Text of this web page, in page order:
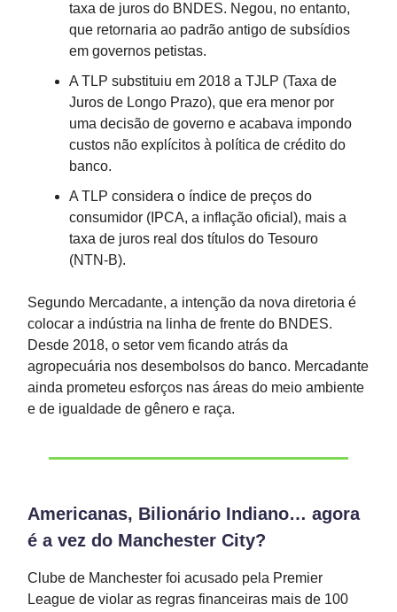
taxa de juros do BNDES. Negou, no entanto,
que retornaria ao padrão antigo de subsídios
em governos petistas.
A TLP substituiu em 2018 a TJLP (Taxa de
Juros de Longo Prazo), que era menor por
uma decisão de governo e acabava impondo
custos não explícitos à política de crédito do
banco.
A TLP considera o índice de preços do
consumidor (IPCA, a inflação oficial), mais a
taxa de juros real dos títulos do Tesouro
(NTN-B).
Segundo Mercadante, a intenção da nova diretoria é
colocar a indústria na linha de frente do BNDES.
Desde 2018, o setor vem ficando atrás da
agropecuária nos desembolsos do banco. Mercadante
ainda prometeu esforços nas áreas do meio ambiente
e de igualdade de gênero e raça.
Americanas, Bilionário Indiano… agora
é a vez do Manchester City?
Clube de Manchester foi acusado pela Premier
League de violar as regras financeiras mais de 100